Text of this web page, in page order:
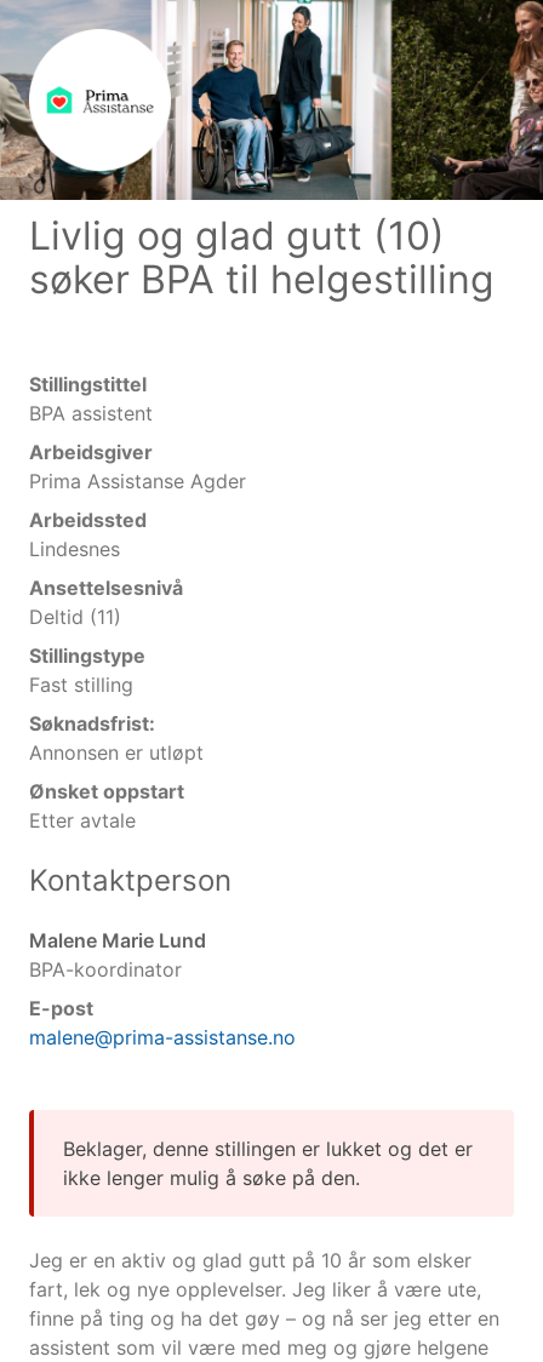
Livlig og glad gutt (10)
søker BPA til helgestilling
Stillingstittel
BPA assistent
Arbeidsgiver
Prima Assistanse Agder
Arbeidssted
Lindesnes
Ansettelsesnivå
Deltid (11)
Stillingstype
Fast stilling
Søknadsfrist:
Annonsen er utløpt
Ønsket oppstart
Etter avtale
Kontaktperson
Malene Marie Lund
BPA-koordinator
E-post
malene@prima-assistanse.no
Beklager, denne stillingen er lukket og det er
ikke lenger mulig å søke på den.
Jeg er en aktiv og glad gutt på 10 år som elsker
fart, lek og nye opplevelser. Jeg liker å være ute,
finne på ting og ha det gøy – og nå ser jeg etter en
assistent som vil være med meg og gjøre helgene